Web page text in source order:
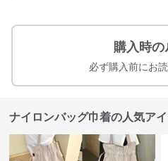
購入時の
必ず購入前にお
ナイロンバッグ巾着の人気ア